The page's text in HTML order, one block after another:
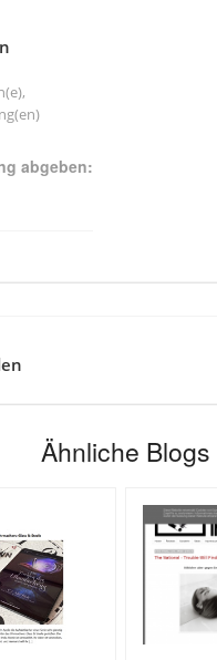
abgeben:
Ähnliche Blogs